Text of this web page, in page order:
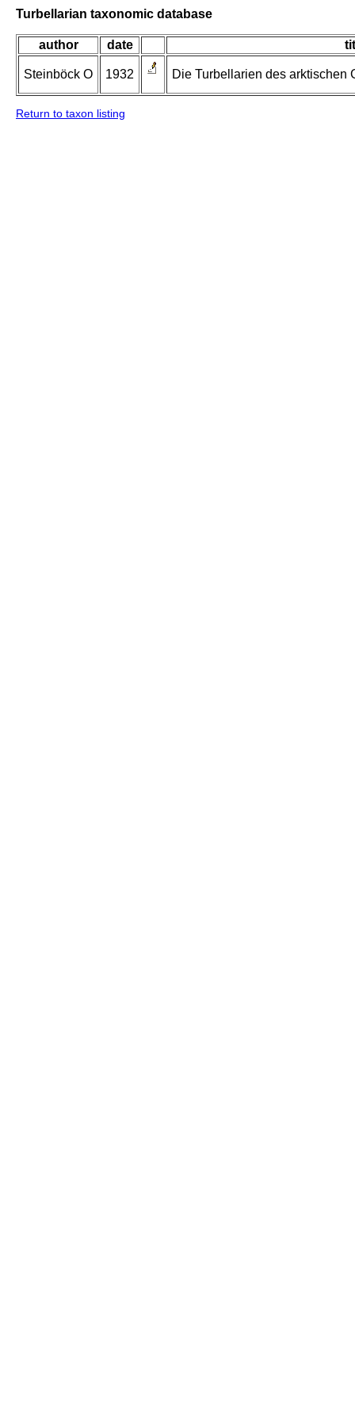
Turbellarian taxonomic database
author date
Steinböck O 1932 Die Turbellarien des arktischen
Return to taxon listing